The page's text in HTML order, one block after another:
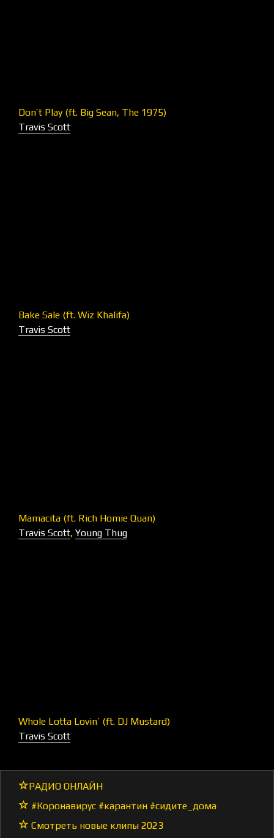
Don’t Play (ft. Big Sean, The 1975)
Travis Scott
Bake Sale (ft. Wiz Khalifa)
Travis Scott
Mamacita (ft. Rich Homie Quan)
Travis Scott, Young Thug
Whole Lotta Lovin’ (ft. DJ Mustard)
Travis Scott
РАДИО ОНЛАЙН
#Коронавирус #карантин #сидите_дома
Смотреть новые клипы 2023